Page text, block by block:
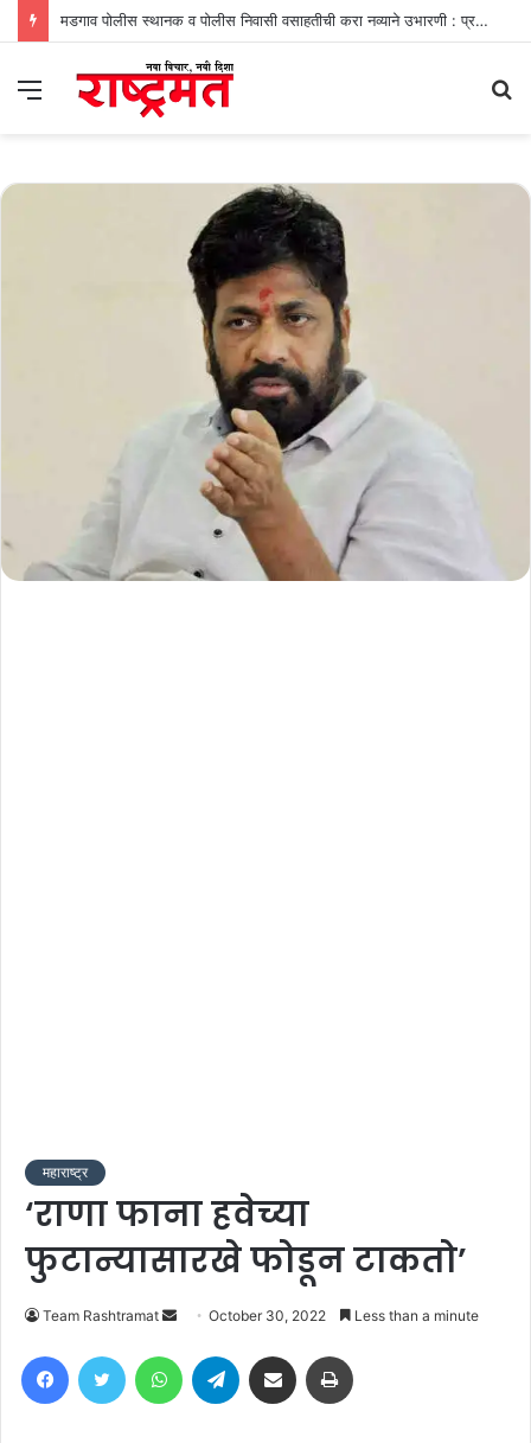
मडगाव पोलीस स्थानक व पोलीस निवासी वसाहतीची करा नव्याने उभारणी : प्रभव नायक
Menu
महाराष्ट्र
‘राणा फाना हवेच्या
फुटान्यासारखे फोडून टाकतो’
Team Rashtramat
Send
email
October 30, 2022 Less than a minute
FacebookTwitter WhatsAppTelegram Share via Email